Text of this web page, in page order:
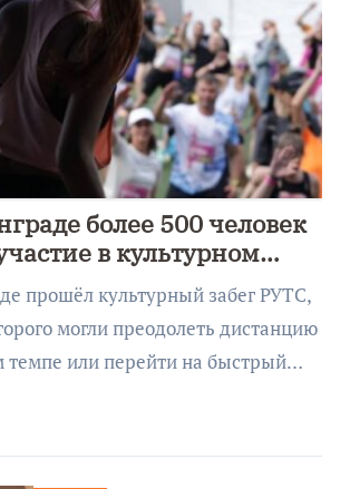
более 500 человек
в культурном
прошёл культурный забег РУТС,
могли преодолеть дистанцию
темпе или перейти на быстрый…